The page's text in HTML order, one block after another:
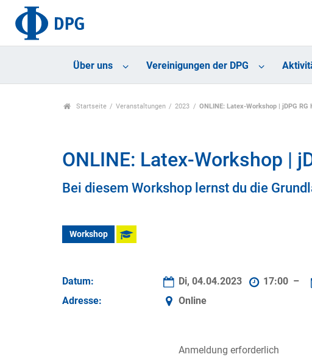
Über uns Vereinigungen der DPG
Startseite Veranstaltungen 2023 ONLINE: Latex-Workshop | jDPG RG
ONLINE: Latex-Workshop |
Bei diesem Workshop lernst du die
Workshop
Datum: Di, 04.04.2023 17:00 –
Adresse:
Online
Anmeldung erforderlich